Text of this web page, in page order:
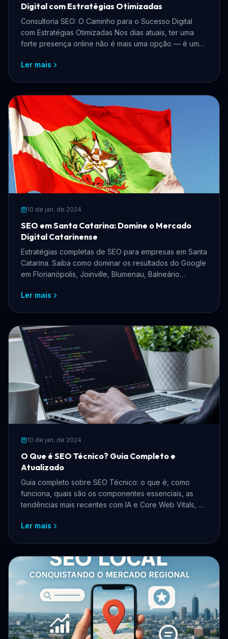
Digital com Estratégias Otimizadas
Consultoria SEO: O Caminho para o Sucesso Digital
com Estratégias Otimizadas Nos dias atuais, ter uma
forte presença online não é mais uma opção — é uma
Ler mais
10 de jan. de 2024
SEO em Santa Catarina: Domine o Mercado
Digital Catarinense
Estratégias completas de SEO para empresas em Santa
Catarina. Saiba como dominar os resultados do Google
em Florianópolis, Joinville, Blumenau, Balneário
Ler mais
10 de jan. de 2024
O Que é SEO Técnico? Guia Completo e
Atualizado
Guia completo sobre SEO Técnico: o que é, como
funciona, quais são os componentes essenciais, as
tendências mais recentes com IA e Core Web Vitals, e
Google.
Ler mais